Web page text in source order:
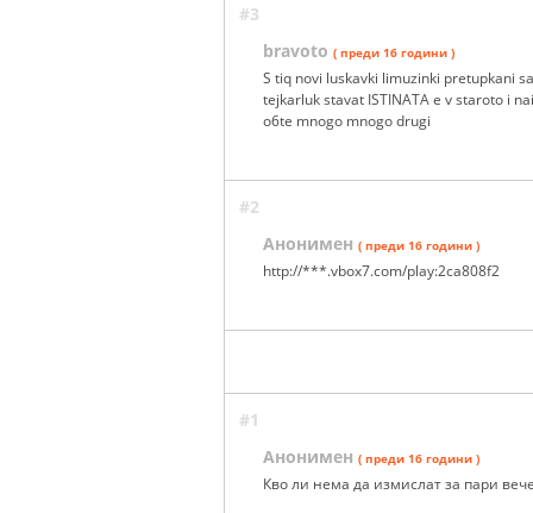
#3
bravoto ( преди 16 години )
S tiq novi luskavki limuzinki pretupkani
tejkarluk stavat ISTINATA e v staroto i
o6te mnogo mnogo drugi
#2
Анонимен ( преди 16 години )
http://***.vbox7.com/play:2ca808f2
#1
Анонимен ( преди 16 години )
Кво ли нема да измислат за пари